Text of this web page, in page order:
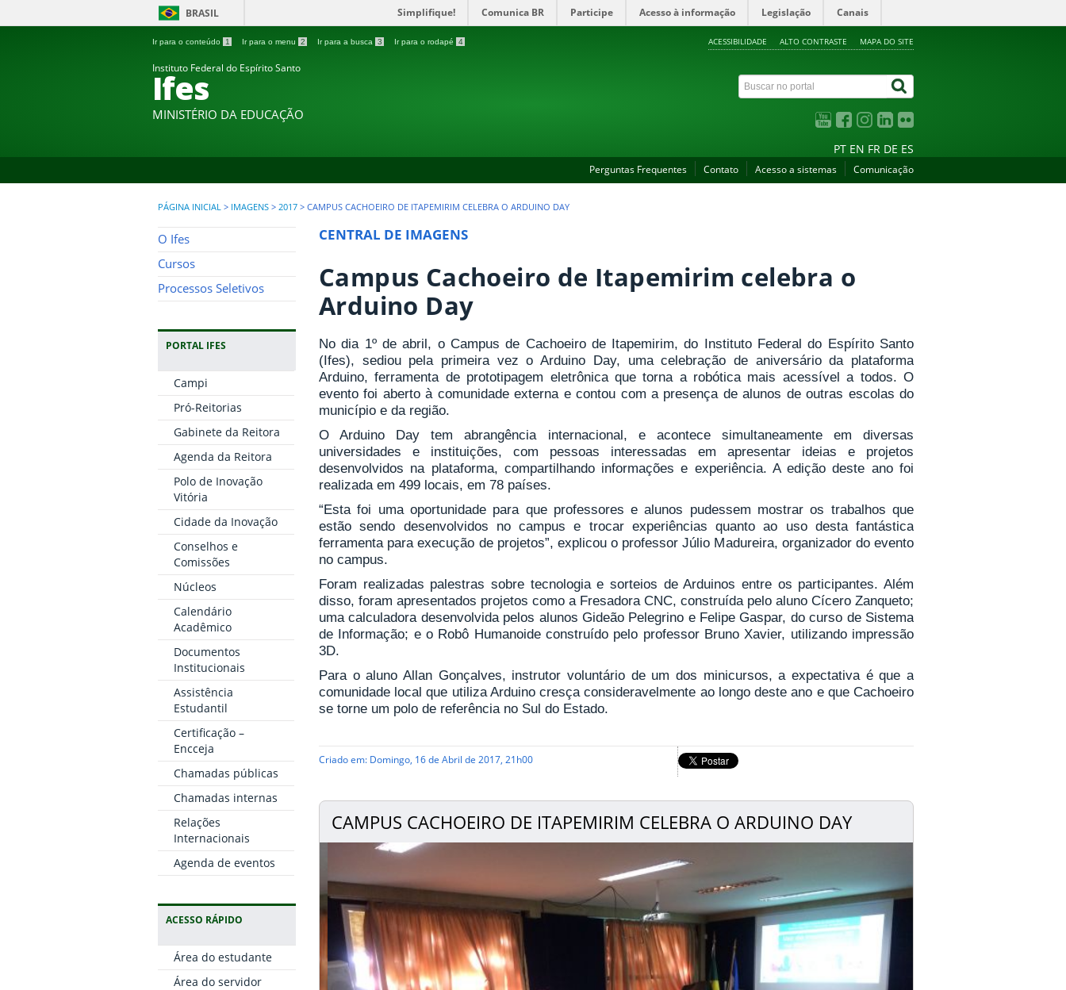
BRASIL Simplifique! Comunica BR Participe Acesso à informação Legislação Canais
Ir para o conteúdo 1 Ir para o menu 2 Ir para a busca 3 Ir para o rodapé 4 ACESSIBILIDADE ALTO CONTRASTE MAPA DO SITE
Instituto Federal do Espírito Santo
Ifes
MINISTÉRIO DA EDUCAÇÃO
PT EN FR DE ES
Perguntas Frequentes Contato Acesso a sistemas Comunicação
PÁGINA INICIAL > IMAGENS > 2017 > CAMPUS CACHOEIRO DE ITAPEMIRIM CELEBRA O ARDUINO DAY
O Ifes
Cursos
Processos Seletivos
PORTAL IFES
Campi
Pró-Reitorias
Gabinete da Reitora
Agenda da Reitora
Polo de Inovação
Vitória
Cidade da Inovação
Conselhos e
Comissões
Núcleos
Calendário
Acadêmico
Documentos
Institucionais
Assistência
Estudantil
Certificação –
Encceja
Chamadas públicas
Chamadas internas
Relações
Internacionais
Agenda de eventos
ACESSO RÁPIDO
Área do estudante
Área do servidor
CENTRAL DE IMAGENS
Campus Cachoeiro de Itapemirim celebra o
Arduino Day
No dia 1º de abril, o Campus de Cachoeiro de Itapemirim, do Instituto Federal do Espírito Santo
(Ifes), sediou pela primeira vez o Arduino Day, uma celebração de aniversário da plataforma
Arduino, ferramenta de prototipagem eletrônica que torna a robótica mais acessível a todos. O
evento foi aberto à comunidade externa e contou com a presença de alunos de outras escolas do
município e da região.
O Arduino Day tem abrangência internacional, e acontece simultaneamente em diversas
universidades e instituições, com pessoas interessadas em apresentar ideias e projetos
desenvolvidos na plataforma, compartilhando informações e experiência. A edição deste ano foi
realizada em 499 locais, em 78 países.
“Esta foi uma oportunidade para que professores e alunos pudessem mostrar os trabalhos que
estão sendo desenvolvidos no campus e trocar experiências quanto ao uso desta fantástica
ferramenta para execução de projetos”, explicou o professor Júlio Madureira, organizador do evento
no campus.
Foram realizadas palestras sobre tecnologia e sorteios de Arduinos entre os participantes. Além
disso, foram apresentados projetos como a Fresadora CNC, construída pelo aluno Cícero Zanqueto;
uma calculadora desenvolvida pelos alunos Gideão Pelegrino e Felipe Gaspar, do curso de Sistema
de Informação; e o Robô Humanoide construído pelo professor Bruno Xavier, utilizando impressão
3D.
Para o aluno Allan Gonçalves, instrutor voluntário de um dos minicursos, a expectativa é que a
comunidade local que utiliza Arduino cresça consideravelmente ao longo deste ano e que Cachoeiro
se torne um polo de referência no Sul do Estado.
Criado em: Domingo, 16 de Abril de 2017, 21h00
CAMPUS CACHOEIRO DE ITAPEMIRIM CELEBRA O ARDUINO DAY